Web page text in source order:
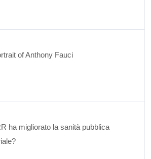
of Anthony Fauci
ha migliorato la sanità pubblica